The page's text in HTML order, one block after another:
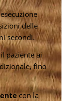
delle
secondi.
paziente ai
fino
con la